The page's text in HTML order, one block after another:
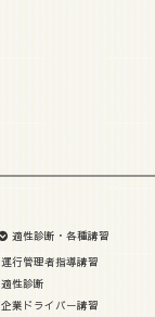
適性診断・各種講習
運行管理者指導講習
適性診断
企業ドライバー講習